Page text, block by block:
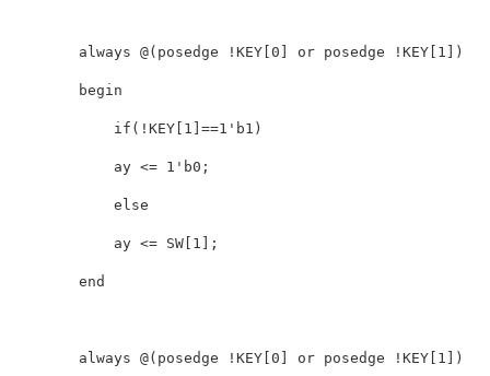
        always @(posedge !KEY[0] or posedge !KEY[1])
        begin
            if(!KEY[1]==1'b1)
            ay <= 1'b0;
            else
            ay <= SW[1];
        end
        always @(posedge !KEY[0] or posedge !KEY[1])